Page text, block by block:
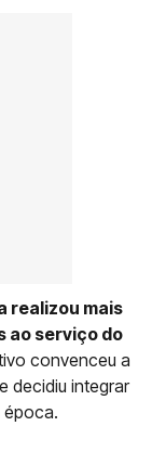
realizou mais
ao serviço do
convenceu a
decidiu integrar
época.